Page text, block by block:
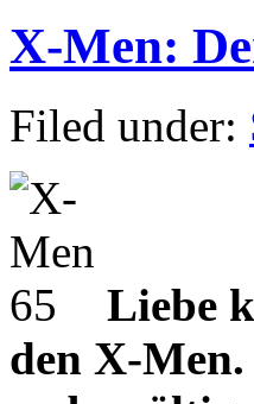
X-Men:
Filed under:
Liebe
den X-